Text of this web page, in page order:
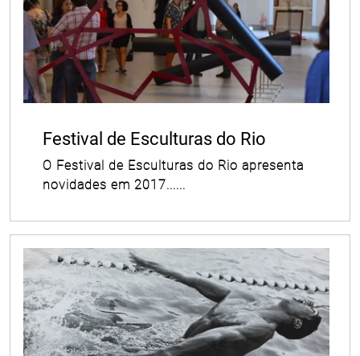
Festival de Esculturas do Rio
O Festival de Esculturas do Rio apresenta
novidades em 2017......